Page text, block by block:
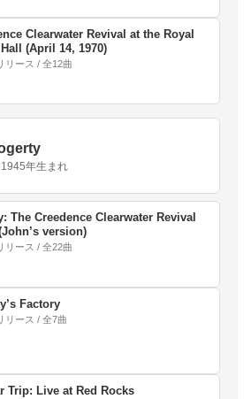
Clearwater Revival at the Royal
(April 14, 1970)
リース / 全12曲
年生まれ
The Creedence Clearwater Revival
version)
リース / 全22曲
Factory
リース / 全7曲
Trip: Live at Red Rocks